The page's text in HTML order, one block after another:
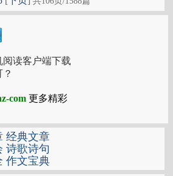
阅读客户端下载
com 更多精彩
经典文章
诗歌诗句
作文宝典